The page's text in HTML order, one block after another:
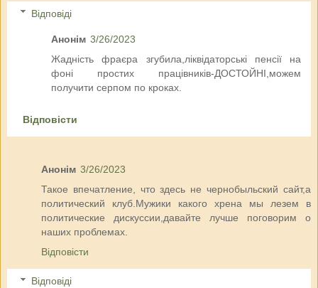
Відповіді
Анонім 3/26/2023
Жадність фраєра згубила,ліквідаторські пенсії на
фоні простих працівників-ДОСТОЙНІ,можем
получити серпом по кроках.
Відповісти
Анонім 3/26/2023
Такое впечатление, что здесь не чернобыльский сайт,а
политический клуб.Мужики какого хрена мы лезем в
политические дискуссии,давайте лучше поговорим о
наших проблемах.
Відповісти
Відповіді